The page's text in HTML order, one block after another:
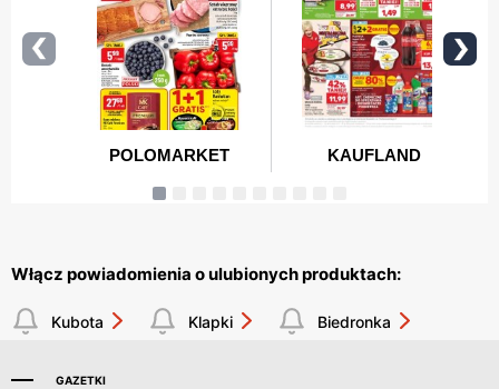
Włącz powiadomienia o ulubionych produktach:
Kubota Klapki Biedronka
GAZETKI